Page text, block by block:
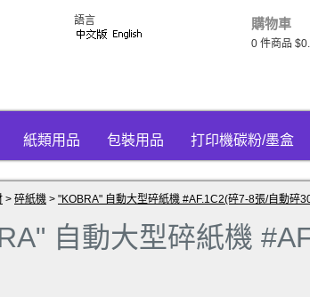
購物車
0 件商品
語言
紙類用品 包裝用品 打印機碳粉/墨盒
> 碎紙機 > "KOBRA" 自動大型碎紙機 #AF.1C2(碎7-8張/自動碎
自動大型碎紙機